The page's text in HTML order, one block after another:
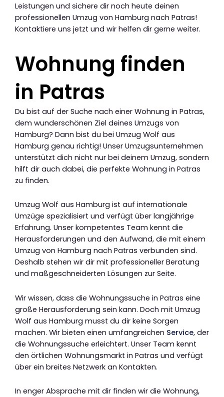
Leistungen und sichere dir noch heute deinen
professionellen Umzug von Hamburg nach Patras!
Kontaktiere uns jetzt und wir helfen dir gerne weiter.
Wohnung finden
in Patras
Du bist auf der Suche nach einer Wohnung in Patras,
dem wunderschönen Ziel deines Umzugs von
Hamburg? Dann bist du bei Umzug Wolf aus
Hamburg genau richtig! Unser Umzugsunternehmen
unterstützt dich nicht nur bei deinem Umzug, sondern
hilft dir auch dabei, die perfekte Wohnung in Patras
zu finden.
Umzug Wolf aus Hamburg ist auf internationale
Umzüge spezialisiert und verfügt über langjährige
Erfahrung. Unser kompetentes Team kennt die
Herausforderungen und den Aufwand, die mit einem
Umzug von Hamburg nach Patras verbunden sind.
Deshalb stehen wir dir mit professioneller Beratung
und maßgeschneiderten Lösungen zur Seite.
Wir wissen, dass die Wohnungssuche in Patras eine
große Herausforderung sein kann. Doch mit Umzug
Wolf aus Hamburg musst du dir keine Sorgen
machen. Wir bieten einen umfangreichen Service, der
die Wohnungssuche erleichtert. Unser Team kennt
den örtlichen Wohnungsmarkt in Patras und verfügt
über ein breites Netzwerk an Kontakten.
In enger Absprache mit dir finden wir die Wohnung,